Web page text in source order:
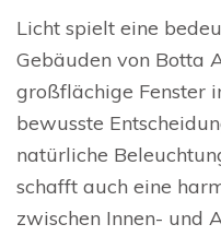
Licht spielt eine
Gebäuden von Botta
großflächige Fenster
bewusste
natürliche
schafft auch eine
zwischen Innen- und